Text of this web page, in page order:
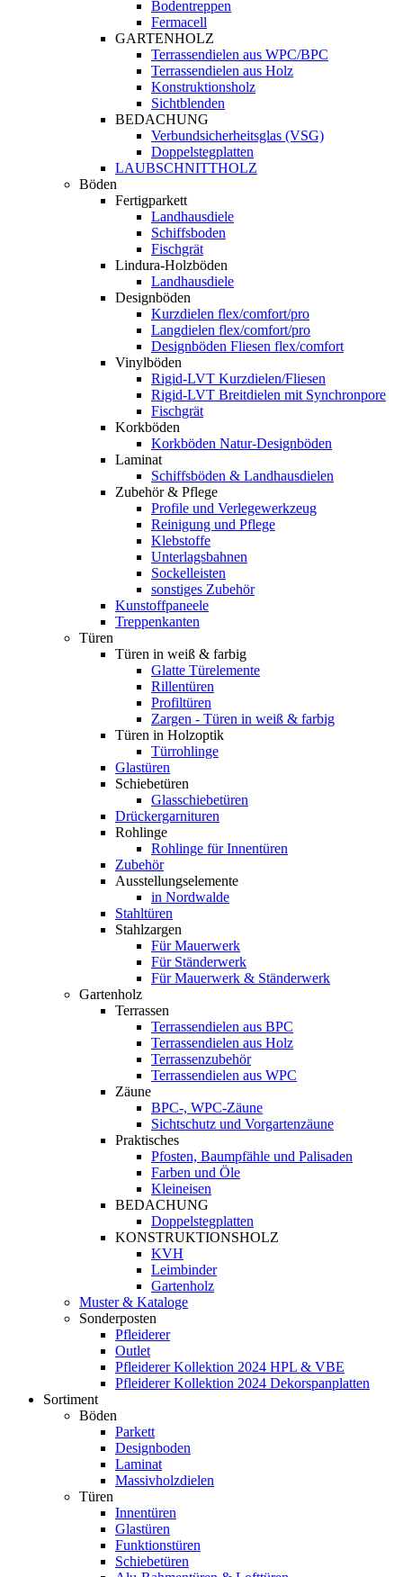
Bodentreppen
Fermacell
GARTENHOLZ
Terrassendielen aus WPC/BPC
Terrassendielen aus Holz
Konstruktionsholz
Sichtblenden
BEDACHUNG
Verbundsicherheitsglas (VSG)
Doppelstegplatten
LAUBSCHNITTHOLZ
Böden
Fertigparkett
Landhausdiele
Schiffsboden
Fischgrät
Lindura-Holzböden
Landhausdiele
Designböden
Kurzdielen flex/comfort/pro
Langdielen flex/comfort/pro
Designböden Fliesen flex/comfort
Vinylböden
Rigid-LVT Kurzdielen/Fliesen
Rigid-LVT Breitdielen mit Synchronpore
Fischgrät
Korkböden
Korkböden Natur-Designböden
Laminat
Schiffsböden & Landhausdielen
Zubehör & Pflege
Profile und Verlegewerkzeug
Reinigung und Pflege
Klebstoffe
Unterlagsbahnen
Sockelleisten
sonstiges Zubehör
Kunstoffpaneele
Treppenkanten
Türen
Türen in weiß & farbig
Glatte Türelemente
Rillentüren
Profiltüren
Zargen - Türen in weiß & farbig
Türen in Holzoptik
Türrohlinge
Glastüren
Schiebetüren
Glasschiebetüren
Drückergarnituren
Rohlinge
Rohlinge für Innentüren
Zubehör
Ausstellungselemente
in Nordwalde
Stahltüren
Stahlzargen
Für Mauerwerk
Für Ständerwerk
Für Mauerwerk & Ständerwerk
Gartenholz
Terrassen
Terrassendielen aus BPC
Terrassendielen aus Holz
Terrassenzubehör
Terrassendielen aus WPC
Zäune
BPC-, WPC-Zäune
Sichtschutz und Vorgartenzäune
Praktisches
Pfosten, Baumpfähle und Palisaden
Farben und Öle
Kleineisen
BEDACHUNG
Doppelstegplatten
KONSTRUKTIONSHOLZ
KVH
Leimbinder
Gartenholz
Muster & Kataloge
Sonderposten
Pfleiderer
Outlet
Pfleiderer Kollektion 2024 HPL & VBE
Pfleiderer Kollektion 2024 Dekorspanplatten
Sortiment
Böden
Parkett
Designboden
Laminat
Massivholzdielen
Türen
Innentüren
Glastüren
Funktionstüren
Schiebetüren